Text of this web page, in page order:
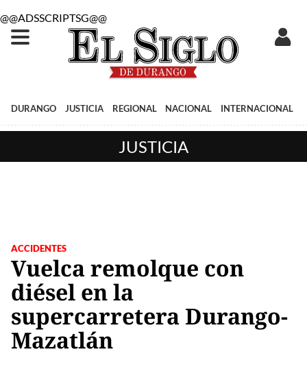
@@ADSSCRIPTSG@@
DURANGO JUSTICIA REGIONAL NACIONAL INTERNACIONAL
JUSTICIA
ACCIDENTES
Vuelca remolque con
diésel en la
supercarretera Durango-
Mazatlán